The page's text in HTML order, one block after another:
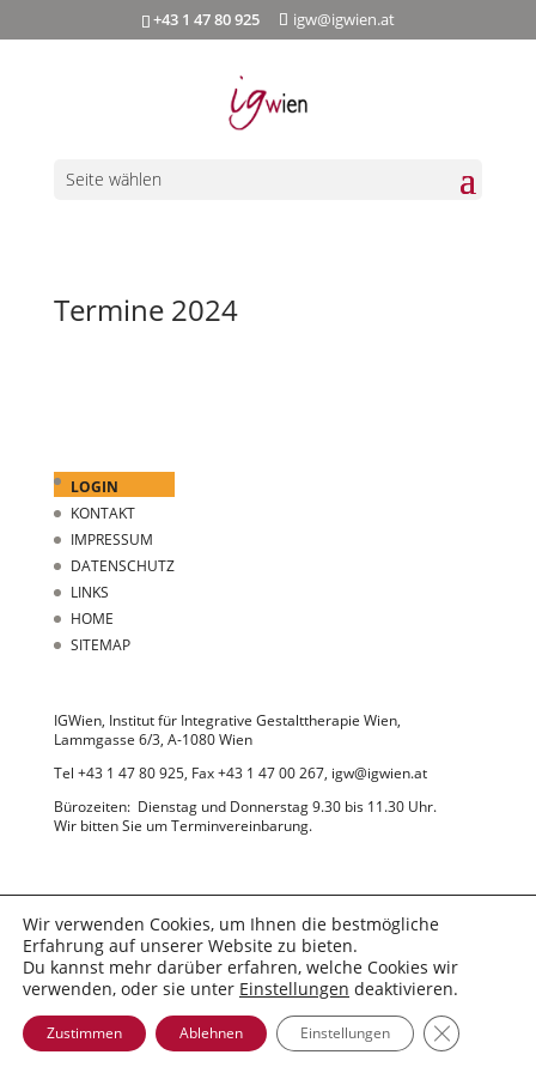
+43 1 47 80 925 igw@igwien.at
Seite wählen
Termine 2024
LOGIN
KONTAKT
IMPRESSUM
DATENSCHUTZ
LINKS
HOME
SITEMAP
IGWien, Institut für Integrative Gestalttherapie Wien,
Lammgasse 6/3, A-1080 Wien
Tel +43 1 47 80 925, Fax +43 1 47 00 267, igw@igwien.at
Bürozeiten: Dienstag und Donnerstag 9.30 bis 11.30 Uhr.
Wir bitten Sie um Terminvereinbarung.
© 2022 IGWien
Wir verwenden Cookies, um Ihnen die bestmögliche
Erfahrung auf unserer Website zu bieten.
Du kannst mehr darüber erfahren, welche Cookies wir
verwenden, oder sie unter Einstellungen deaktivieren.
Zustimmen Ablehnen Einstellungen GDPR